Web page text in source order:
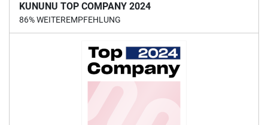
KUNUNU TOP COMPANY 2024
86% WEITEREMPFEHLUNG